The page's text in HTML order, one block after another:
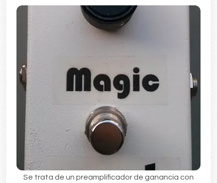
Se trata de un preamplificador de ganancia con